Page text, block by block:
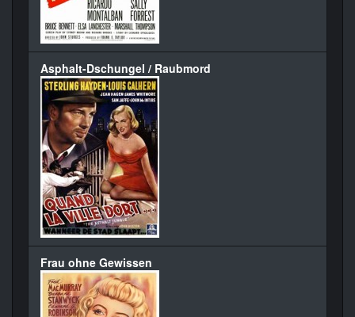
Asphalt-Dschungel / Raubmord
Frau ohne Gewissen